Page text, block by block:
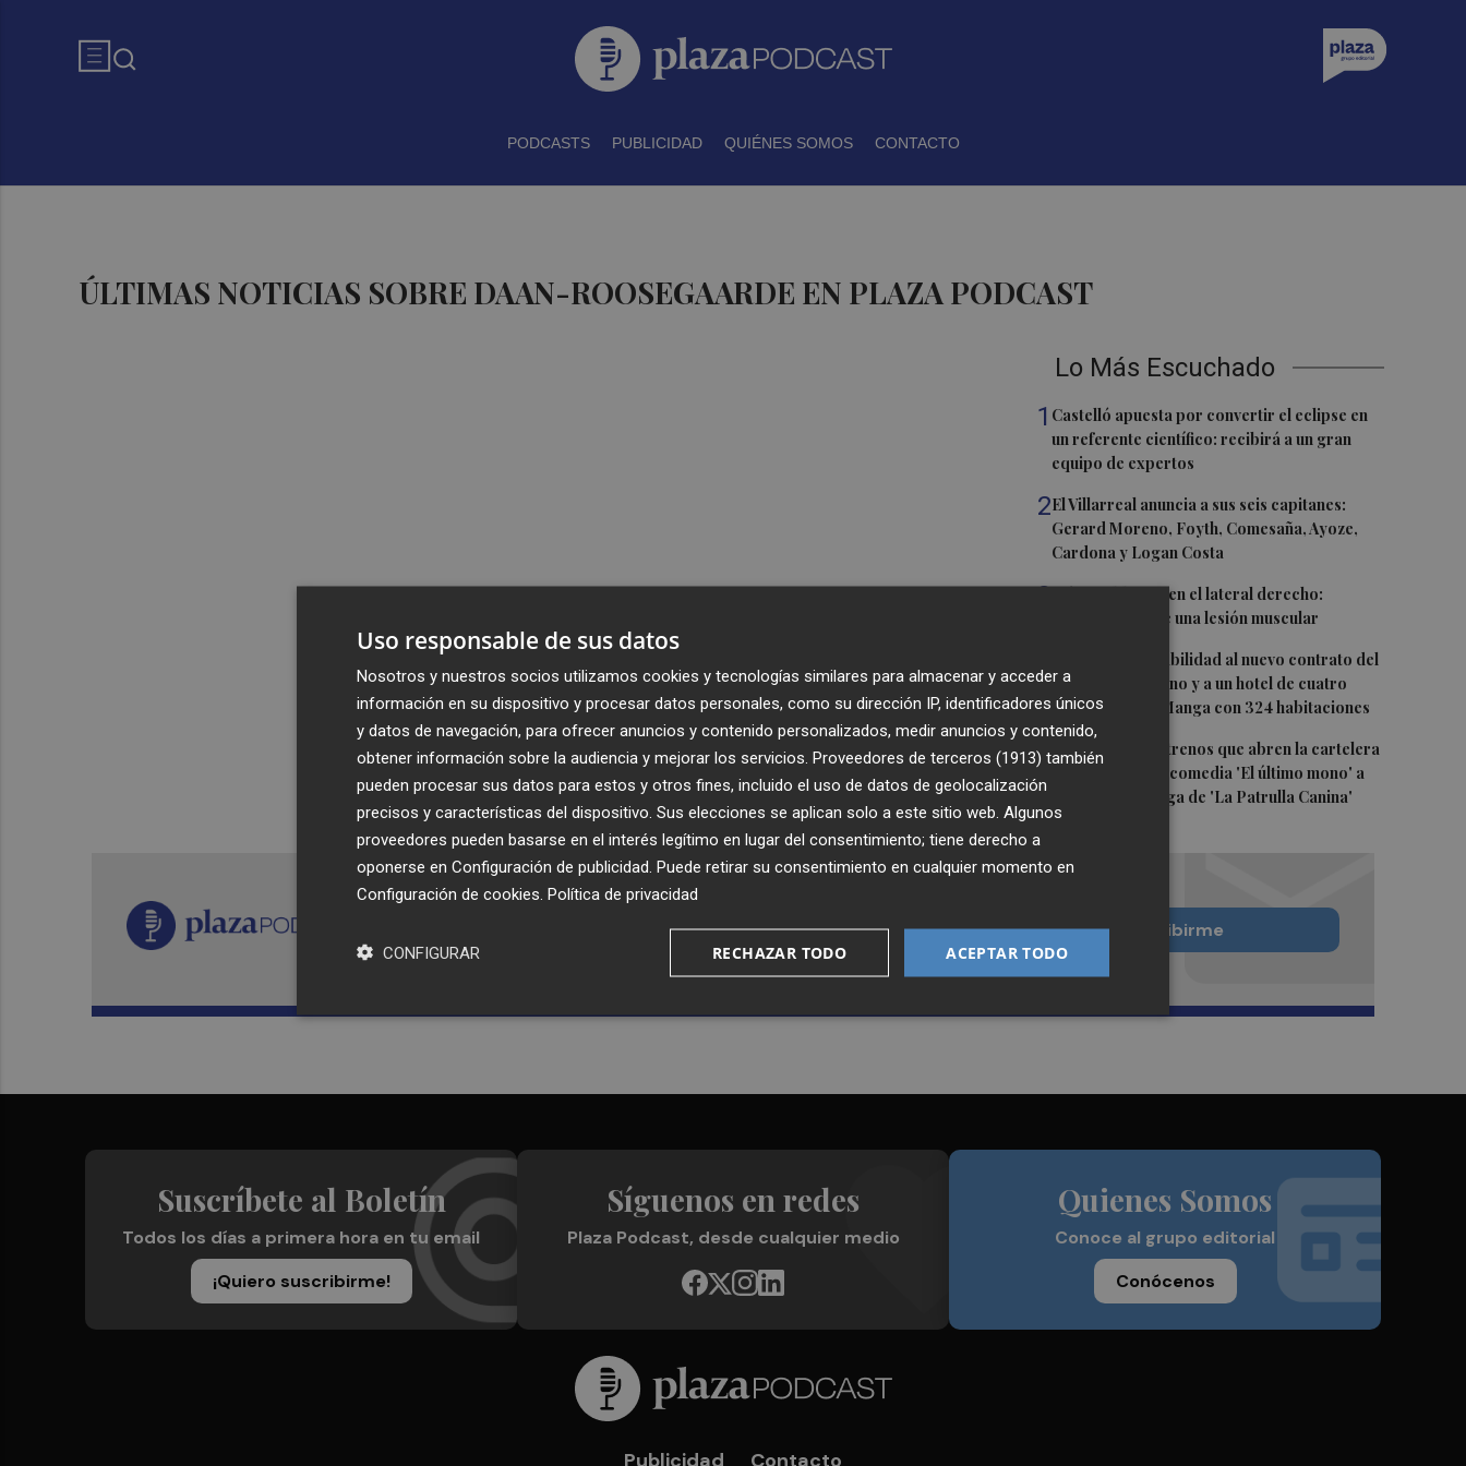
PODCASTS PUBLICIDAD QUIÉNES SOMOS CONTACTO
ÚLTIMAS NOTICIAS SOBRE DAAN-ROOSEGAARDE EN PLAZA PODCAST
Lo Más Escuchado
1 Castelló apuesta por convertir el eclipse en
un referente científico: recibirá a un gran
equipo de expertos
2El Villarreal anuncia a sus seis capitanes:
Gerard Moreno, Foyth, Comesaña, Ayoze,
Cardona y Logan Costa
3Más problemas en el lateral derecho:
Monferrer sufre una lesión muscular
San Javier da viabilidad al nuevo contrato del
transporte urbano y a un hotel de cuatro
estrellas en La Manga con 324 habitaciones
5 Estos son los estrenos que abren la cartelera
en agosto: de la comedia 'El último mono' a
una nueva entrega de 'La Patrulla Canina'
Recibe toda la actualidad de
Plaza Podcast en tu correo
Quiero suscribirme
Suscríbete al Boletín
Todos los días a primera hora en tu email
¡Quiero suscribirme!
Síguenos en redes
Plaza Podcast, desde cualquier medio
Quienes Somos
Conoce al grupo editorial
Conócenos
Publicidad Contacto
Uso responsable de sus datos
Nosotros y nuestros socios utilizamos cookies y tecnologías similares para almacenar y acceder a
información en su dispositivo y procesar datos personales, como su dirección IP, identificadores únicos
y datos de navegación, para ofrecer anuncios y contenido personalizados, medir anuncios y contenido,
obtener información sobre la audiencia y mejorar los servicios. Proveedores de terceros (1913) también
pueden procesar sus datos para estos y otros fines, incluido el uso de datos de geolocalización
precisos y características del dispositivo. Sus elecciones se aplican solo a este sitio web. Algunos
proveedores pueden basarse en el interés legítimo en lugar del consentimiento; tiene derecho a
oponerse en Configuración de publicidad . Puede retirar su consentimiento en cualquier momento en
Configuración de cookies Política de privacidad
ACEPTAR TODO
RECHAZAR TODO
CONFIGURAR